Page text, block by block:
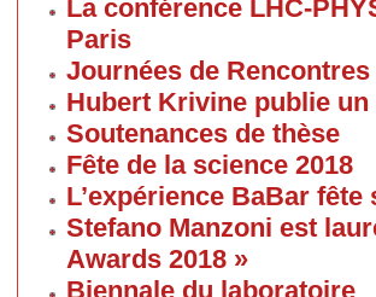
La conférence LHC-
Paris
Journées de
Hubert Krivine publie
Soutenances de thèse
Fête de la science 2018
L’expérience BaBar fête
Stefano Manzoni est
Awards 2018 »
Biennale du laboratoire